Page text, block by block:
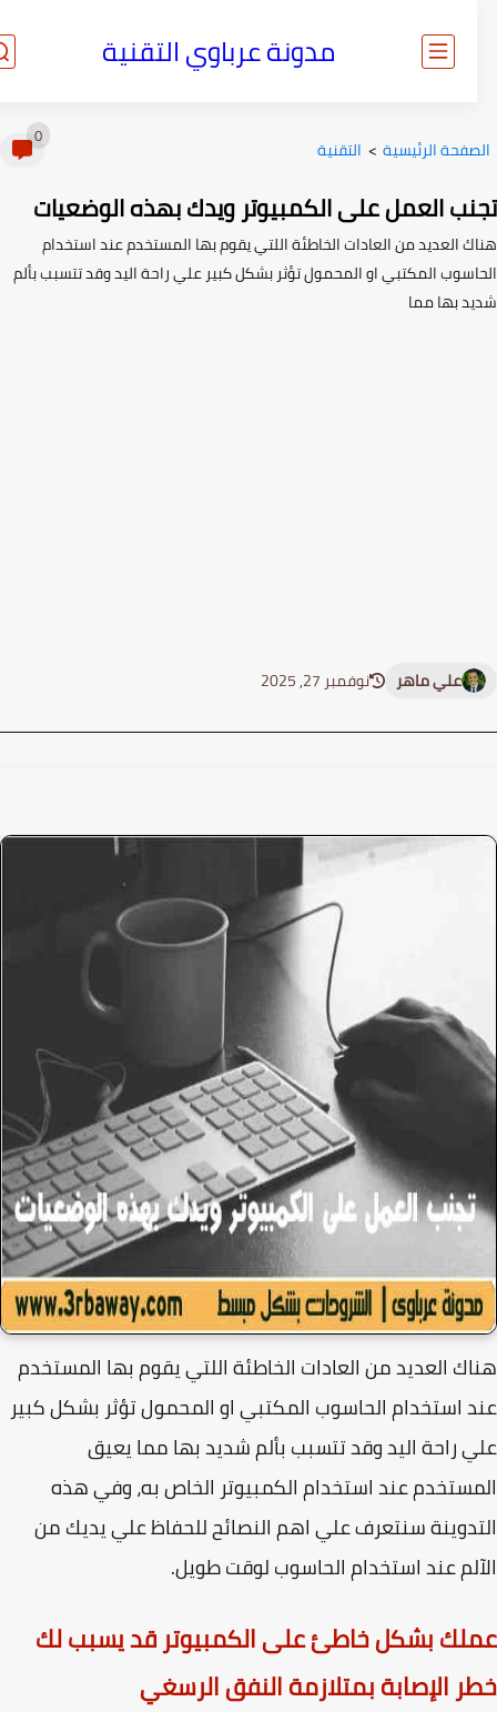
مدونة عرباوي التقنية
الرئيسية> التقنية
العمل على الكمبيوتر ويدك بهذه الوضعيات
العديد من العادات الخاطئة اللتي يقوم بها المستخدم عند استخدام
المكتبي او المحمول تؤثر بشكل كبير علي راحة اليد وقد تتسبب بألم
بها مما
علي ماهر نوفمبر 27, 2025
العديد من العادات الخاطئة اللتي يقوم بها المستخدم
استخدام الحاسوب المكتبي او المحمول تؤثر بشكل كبير
راحة اليد وقد تتسبب بألم شديد بها مما يعيق
عند استخدام الكمبيوتر الخاص به، وفي هذه
سنتعرف علي اهم النصائح للحفاظ علي يديك من
عند استخدام الحاسوب لوقت طويل.
بشكل خاطئ على الكمبيوتر قد يسبب لك
الإصابة بمتلازمة النفق الرسغي